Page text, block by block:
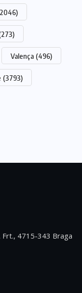
Valença (496)
(3793)
Frt., 4715-343 Braga